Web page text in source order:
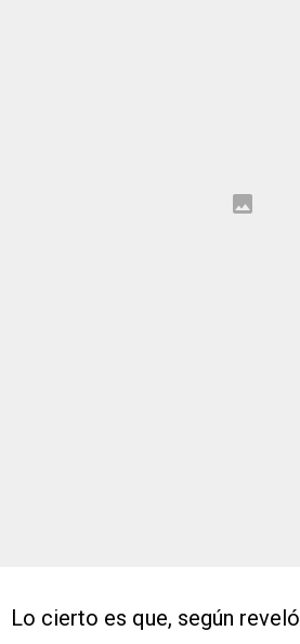
Lo cierto es que, según reveló